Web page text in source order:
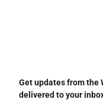
Get updates from the
delivered to your